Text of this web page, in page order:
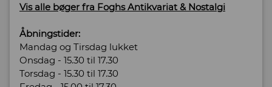
Vis alle bøger fra Foghs Antikvariat & Nostalgi
Åbningstider:
Mandag og Tirsdag lukket
Onsdag - 15.30 til 17.30
Torsdag - 15.30 til 17.30